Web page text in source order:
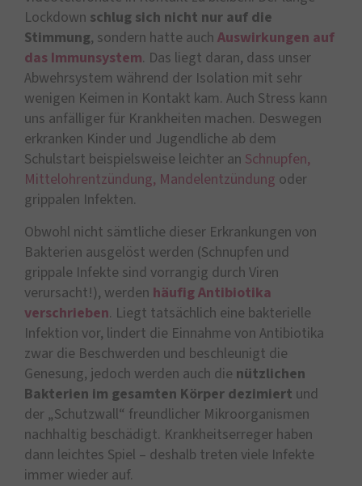
Lockdown schlug sich nicht nur auf die
Stimmung, sondern hatte auch Auswirkungen auf
das Immunsystem. Das liegt daran, dass unser
Abwehrsystem während der Isolation mit sehr
wenigen Keimen in Kontakt kam. Auch Stress kann
uns anfälliger für Krankheiten machen. Deswegen
erkranken Kinder und Jugendliche ab dem
Schulstart beispielsweise leichter an Schnupfen,
Mittelohrentzündung, Mandelentzündung oder
grippalen Infekten.
Obwohl nicht sämtliche dieser Erkrankungen von
Bakterien ausgelöst werden (Schnupfen und
grippale Infekte sind vorrangig durch Viren
verursacht!), werden häufig Antibiotika
verschrieben. Liegt tatsächlich eine bakterielle
Infektion vor, lindert die Einnahme von Antibiotika
zwar die Beschwerden und beschleunigt die
Genesung, jedoch werden auch die nützlichen
Bakterien im gesamten Körper dezimiert und
der „Schutzwall“ freundlicher Mikroorganismen
nachhaltig beschädigt. Krankheitserreger haben
dann leichtes Spiel – deshalb treten viele Infekte
immer wieder auf.